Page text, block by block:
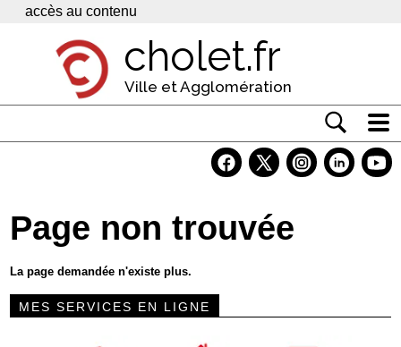
Panneau de gestion des cookies
accès au contenu
cholet.fr
Ville et Agglomération
Economie
Services
Contacts
Page non trouvée
La page demandée n'existe plus.
MES SERVICES EN LIGNE